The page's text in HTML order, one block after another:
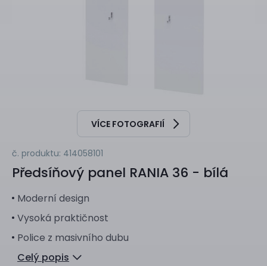
VÍCE FOTOGRAFIÍ
č. produktu: 414058101
Předsíňový panel RANIA 36 - bílá
Moderní design
Vysoká praktičnost
Police z masivního dubu
Celý popis